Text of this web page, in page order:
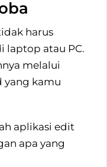
harus
laptop atau PC.
melalui
yang kamu
aplikasi edit
apa yang